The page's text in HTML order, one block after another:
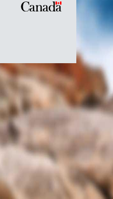
Symbole
du
Canada